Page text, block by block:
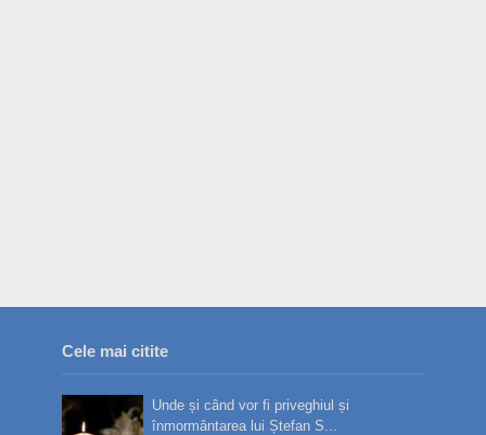
Cele mai citite
Unde și când vor fi priveghiul și
înmormântarea lui Ștefan S...